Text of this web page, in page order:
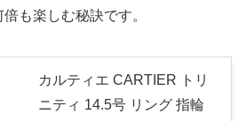
も楽しむ秘訣です。
カルティエ CARTIER トリ
ニティ 14.5号 リング 指輪